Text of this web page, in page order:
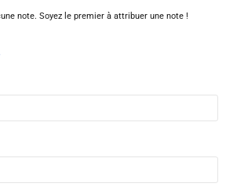
note. Soyez le premier à attribuer une note !